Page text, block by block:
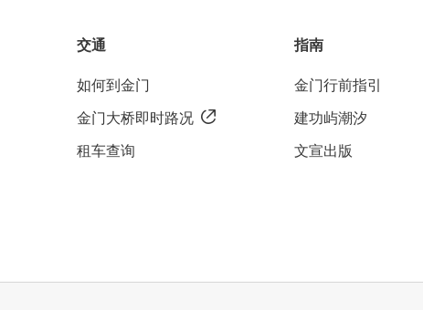
交通
如何到金门
金门大桥即时路况
租车查询
指南
金门行前指引
建功屿潮汐
文宣出版